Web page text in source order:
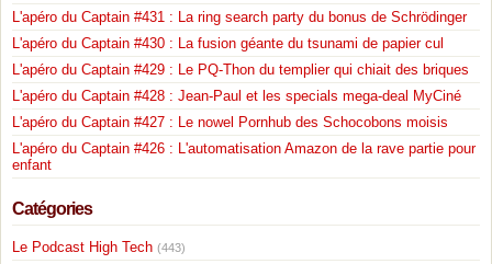
L'apéro du Captain #431 : La ring search party du bonus de Schrödinger
L'apéro du Captain #430 : La fusion géante du tsunami de papier cul
L'apéro du Captain #429 : Le PQ-Thon du templier qui chiait des briques
L'apéro du Captain #428 : Jean-Paul et les specials mega-deal MyCiné
L'apéro du Captain #427 : Le nowel Pornhub des Schocobons moisis
L'apéro du Captain #426 : L'automatisation Amazon de la rave partie pour
enfant
Catégories
Le Podcast High Tech (443)